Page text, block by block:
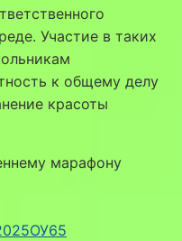
Участие в таких
к общему делу
красоты
марафону